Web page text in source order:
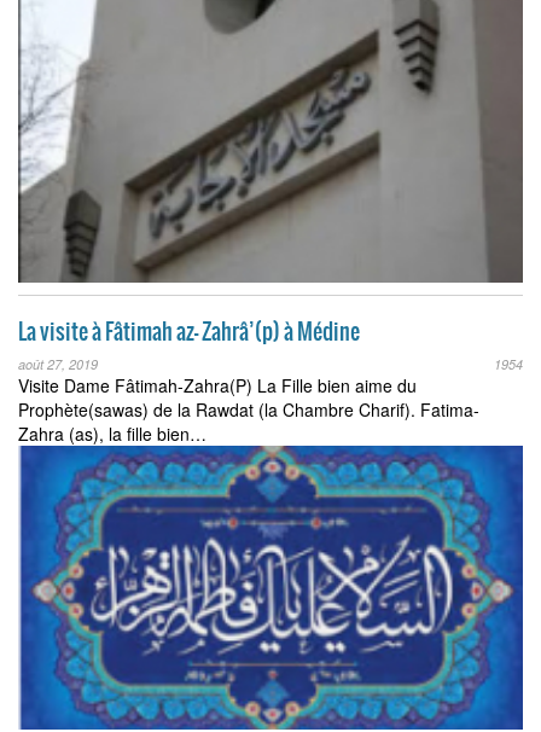
La visite à Fâtimah az- Zahrâ’(p) à Médine
août 27, 2019 1954
Visite Dame Fâtimah-Zahra(P) La Fille bien aime du
Prophète(sawas) de la Rawdat (la Chambre Charif). Fatima-
Zahra (as), la fille bien…